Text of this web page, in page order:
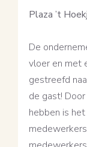
Plaza ’t
De
vloer en met
gestreefd
de gast!
hebben is